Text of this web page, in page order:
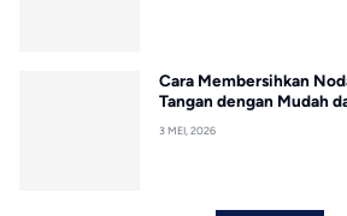
Cara Membersihkan
Tangan dengan Mudah
3 MEI, 2026